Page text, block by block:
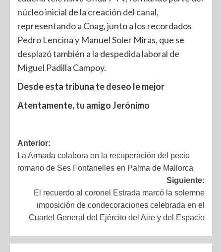
núcleo inicial de la creación del canal,
representando a Coag, junto a los recordados
Pedro Lencina y Manuel Soler Miras, que se
desplazó también a la despedida laboral de
Miguel Padilla Campoy.
Desde esta tribuna te deseo le mejor
Atentamente, tu amigo Jerónimo
Anterior:
La Armada colabora en la recuperación del pecio
romano de Ses Fontanelles en Palma de Mallorca
Siguiente:
El recuerdo al coronel Estrada marcó la solemne
imposición de condecoraciones celebrada en el
Cuartel General del Ejército del Aire y del Espacio